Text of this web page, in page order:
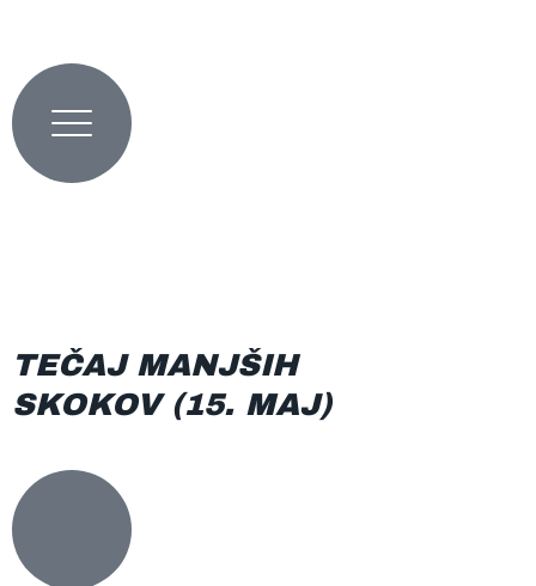
vsebino
TEČAJ MANJŠIH
SKOKOV (15. MAJ)